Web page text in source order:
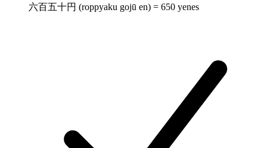
六百五十円 (roppyaku gojū en) = 650 yenes